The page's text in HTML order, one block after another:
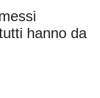
hanno da